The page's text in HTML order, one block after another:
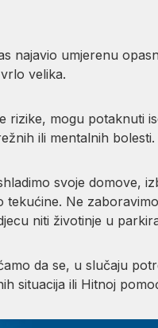
najavio umjerenu
velika.
rizike, mogu potaknuti
ili mentalnih bolesti.
svoje domove,
tekućine. Ne
niti životinje u
da se, u slučaju
situacija ili Hitnoj